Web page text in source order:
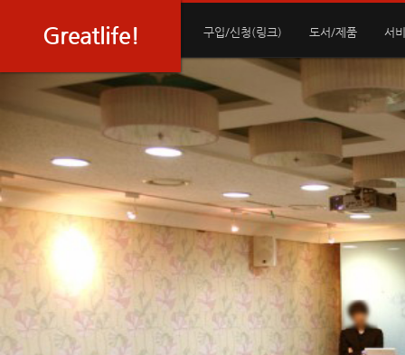
Greatlife! 구입/신청(링크) 도서/제품 서